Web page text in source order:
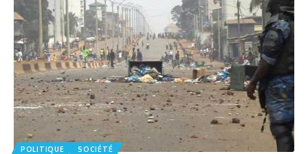
POLITIQUE SOCIÉTÉ